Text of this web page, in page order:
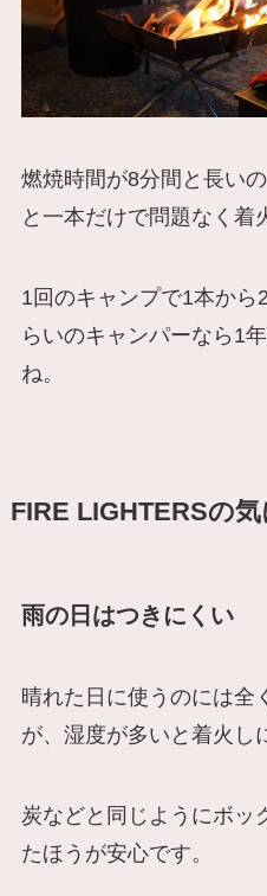
燃焼時間が8分間と長い
と一本だけで問題なく着
1回のキャンプで1本から
らいのキャンパーなら1
ね。
FIRE LIGHTERSの
雨の日はつきにくい
晴れた日に使うのには全
が、湿度が多いと着火し
炭などと同じようにボッ
たほうが安心です。